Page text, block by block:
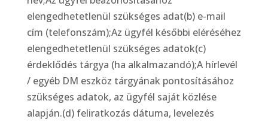
elengedhetetlenül szükséges adat(b) e-mail
cím (telefonszám);Az ügyfél későbbi eléréséhez
elengedhetetlenül szükséges adatok(c)
érdeklődés tárgya (ha alkalmazandó);A hírlevél
/ egyéb DM eszköz tárgyának pontosításához
szükséges adatok, az ügyfél saját közlése
alapján.(d) feliratkozás dátuma, levelezés